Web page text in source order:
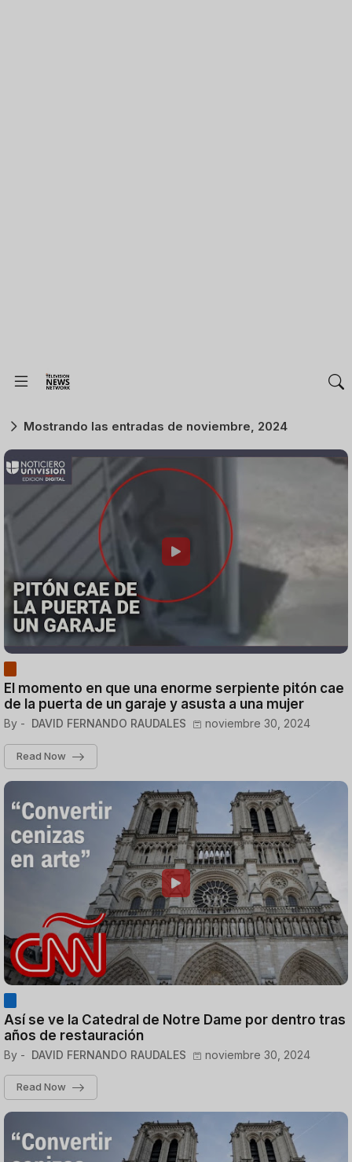
Mostrando las entradas de noviembre, 2024
El momento en que una enorme serpiente pitón cae
de la puerta de un garaje y asusta a una mujer
By - DAVID FERNANDO RAUDALES noviembre 30, 2024
Read Now
Así se ve la Catedral de Notre Dame por dentro tras
años de restauración
By - DAVID FERNANDO RAUDALES noviembre 30, 2024
Read Now